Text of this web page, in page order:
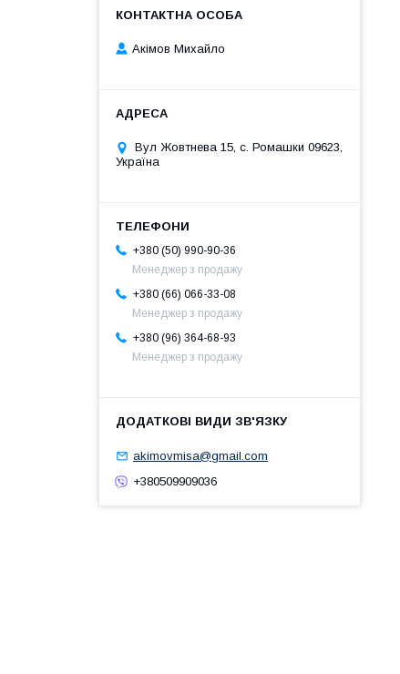
Акімов Михайло
Вул Жовтнева 15, с. Ромашки 09623,
Україна
+380 (50) 990-90-36
Менеджер з продажу
+380 (66) 066-33-08
Менеджер з продажу
+380 (96) 364-68-93
Менеджер з продажу
akimovmisa@gmail.com
+380509909036